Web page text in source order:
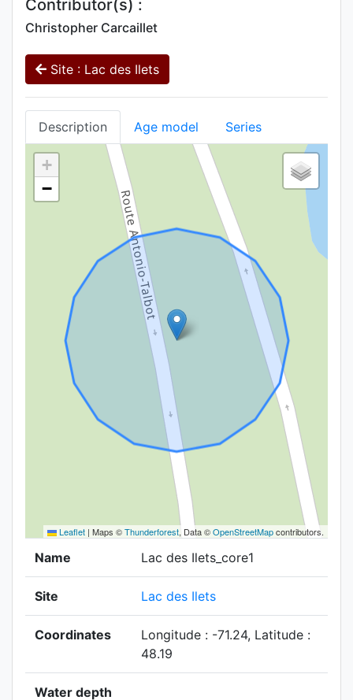
Contributor(s) :
Christopher Carcaillet
Site : Lac des Ilets
Description Age model Series
+
−
Leaflet | Maps ©Thunderforest, Data ©OpenStreetMapcontributors.
Name Lac des Ilets_core1
Site Lac des Ilets
Coordinates
Longitude : -71.24, Latitude :
48.19
Water depth